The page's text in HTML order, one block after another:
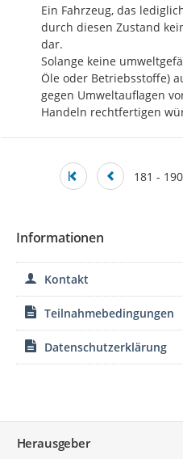
Ein Fahrzeug, das
durch diesen Zustand
dar.
Solange keine
Öle oder Betriebsstoffe)
gegen Umweltauflagen
Handeln rechtfertigen
181 -
Informationen
Kontakt
Teilnahmebedingungen
Datenschutzerklärung
Herausgeber